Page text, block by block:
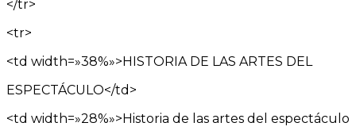
</tr>
<tr>
<td width=»38%»>HISTORIA DE LAS ARTES DEL
ESPECTÁCULO</td>
<td width=»28%»>Historia de las artes del espectáculo